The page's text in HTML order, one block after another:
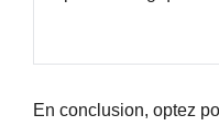
En conclusion, optez